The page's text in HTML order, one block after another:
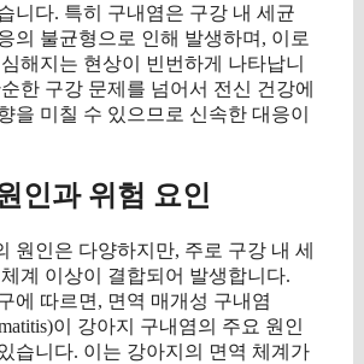
니다. 특히 구내염은 구강 내 세균
의 불균형으로 인해 발생하며, 이로
해지는 현상이 빈번하게 나타납니
한 구강 문제를 넘어서 전신 건강에
을 미칠 수 있으므로 신속한 대응이
인과 위험 요인
원인은 다양하지만, 주로 구강 내 세
계 이상이 결합되어 발생합니다.
에 따르면, 면역 매개성 구내염
이 강아지 구내염의 주요 원인
습니다. 이는 강아지의 면역 체계가